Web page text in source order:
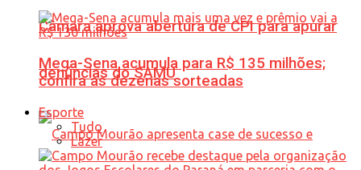
Câmara aprova abertura de CPI para apurar
denúncias do SAMU
Mega-Sena acumula para R$ 135 milhões;
confira as dezenas sorteadas
Esporte
Tudo
Lazer